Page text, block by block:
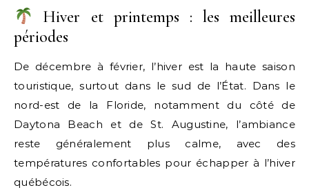
Hiver et printemps : les meilleures
périodes
De décembre à février, l’hiver est la haute saison
touristique, surtout dans le sud de l’État. Dans le
nord-est de la Floride, notamment du côté de
Daytona Beach et de St. Augustine, l’ambiance
reste généralement plus calme, avec des
températures confortables pour échapper à l’hiver
québécois.